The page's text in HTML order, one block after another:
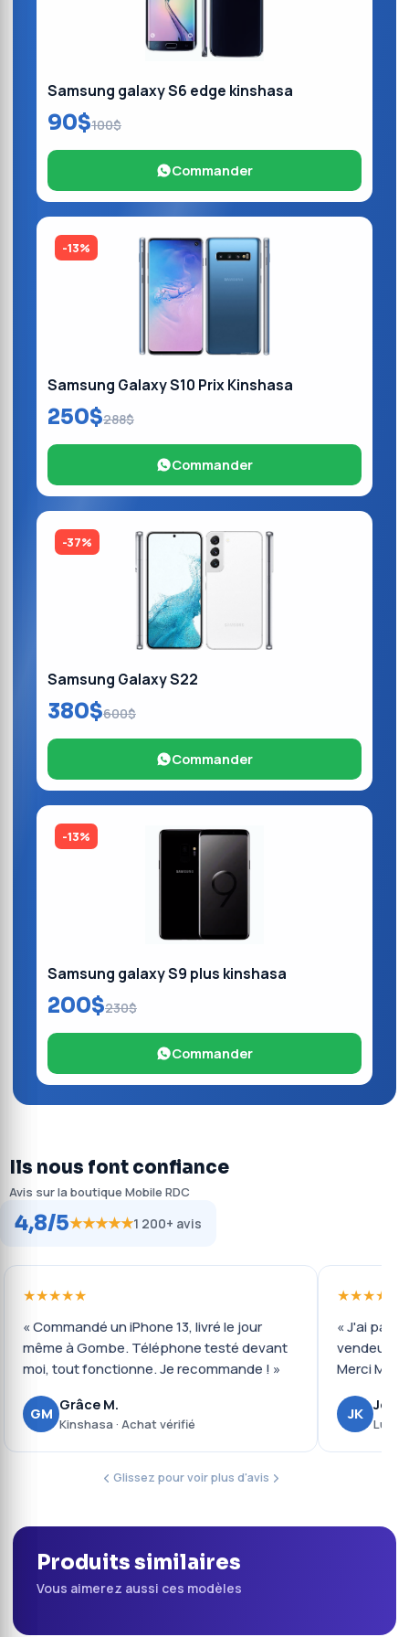
Samsung galaxy S6 edge kinshasa
90$100$
Commander
-13%
Samsung Galaxy S10 Prix Kinshasa
250$288$
Commander
-37%
Samsung Galaxy S22
380$600$
Commander
-13%
Samsung galaxy S9 plus kinshasa
200$230$
Commander
Ils nous font confiance
Avis sur la boutique Mobile RDC
4,8/5★★★★★1 200+ avis
★★★★★
« Commandé un iPhone 13, livré le jour
même à Gombe. Téléphone testé devant
moi, tout fonctionne. Je recommande ! »
GM Grâce M.
Kinshasa · Achat vérifié
★★★★★
« J'ai payé
vendeur
Merci
JK
Glissez pour voir plus d'avis
Produits similaires
Vous aimerez aussi ces modèles